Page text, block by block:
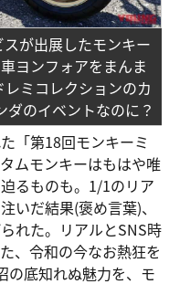
スが出展したモンキー
ヨンフォアをまんま
ミコレクションのカ
のイベントなのに？
「第18回モンキーミ
ムモンキーはもはや唯
るものも。1/1のリア
いだ結果(褒め言葉)、
れた。リアルとSNS時
、令和の今なお熱狂を
の底知れぬ魅力を、モ